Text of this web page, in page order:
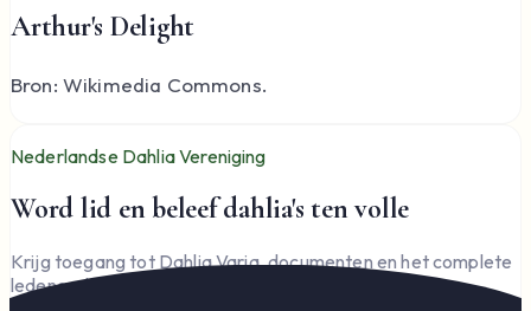
Arthur's Delight
Bron: Wikimedia Commons.
Nederlandse Dahlia Vereniging
Word lid en beleef dahlia's ten volle
Krijg toegang tot Dahlia Varia, documenten en het complete
ledengedeelte — en steun de vereniging.